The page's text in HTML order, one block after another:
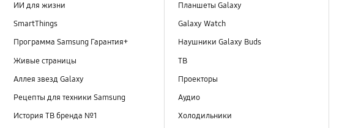
ИИ для жизни
SmartThings
Программа Samsung Гарантия+
Живые страницы
Аллея звезд Galaxy
Рецепты для техники Samsung
История ТВ бренда №1
Планшеты Galaxy
Galaxy Watch
Наушники Galaxy Buds
ТВ
Проекторы
Аудио
Холодильники